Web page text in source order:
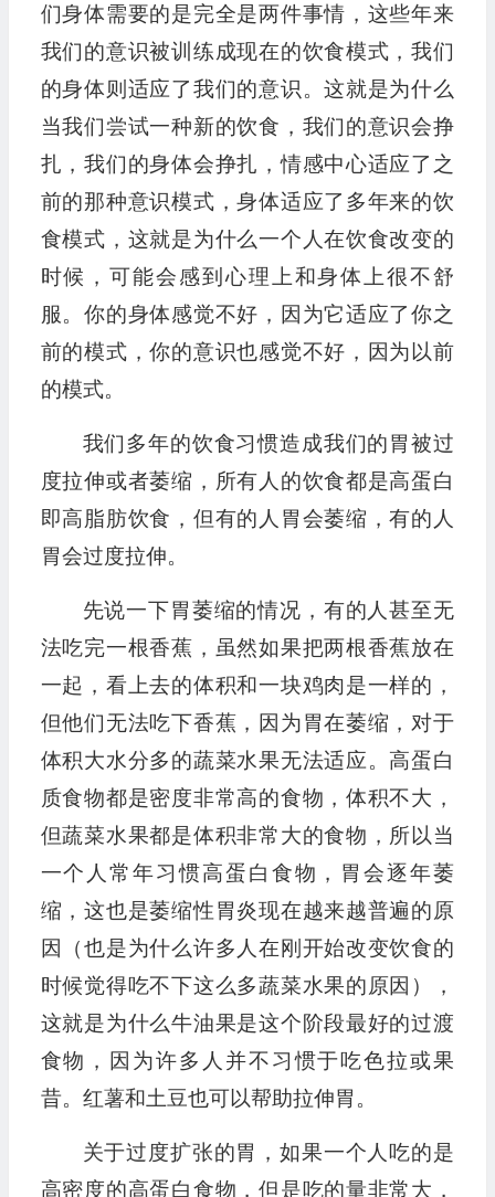
们身体需要的是完全是两件事情，这些年来
我们的意识被训练成现在的饮食模式，我们
的身体则适应了我们的意识。这就是为什么
当我们尝试一种新的饮食，我们的意识会挣
扎，我们的身体会挣扎，情感中心适应了之
前的那种意识模式，身体适应了多年来的饮
食模式，这就是为什么一个人在饮食改变的
时候，可能会感到心理上和身体上很不舒
服。你的身体感觉不好，因为它适应了你之
前的模式，你的意识也感觉不好，因为以前
的模式。
我们多年的饮食习惯造成我们的胃被过
度拉伸或者萎缩，所有人的饮食都是高蛋白
即高脂肪饮食，但有的人胃会萎缩，有的人
胃会过度拉伸。
先说一下胃萎缩的情况，有的人甚至无
法吃完一根香蕉，虽然如果把两根香蕉放在
一起，看上去的体积和一块鸡肉是一样的，
但他们无法吃下香蕉，因为胃在萎缩，对于
体积大水分多的蔬菜水果无法适应。高蛋白
质食物都是密度非常高的食物，体积不大，
但蔬菜水果都是体积非常大的食物，所以当
一个人常年习惯高蛋白食物，胃会逐年萎
缩，这也是萎缩性胃炎现在越来越普遍的原
因（也是为什么许多人在刚开始改变饮食的
时候觉得吃不下这么多蔬菜水果的原因），
这就是为什么牛油果是这个阶段最好的过渡
食物，因为许多人并不习惯于吃色拉或果
昔。红薯和土豆也可以帮助拉伸胃。
关于过度扩张的胃，如果一个人吃的是
高密度的高蛋白食物，但是吃的量非常大，